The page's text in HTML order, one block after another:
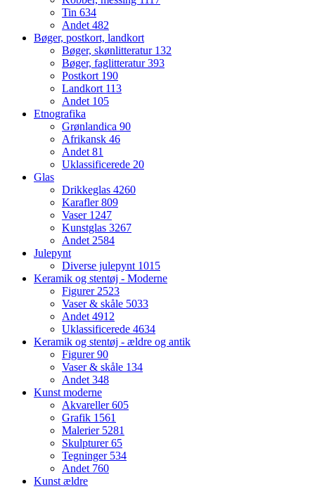
Tin 634
Andet482
Bøger, postkort, landkort
Bøger, skønlitteratur 132
Bøger, faglitteratur393
Postkort 190
Landkort 113
Andet 105
Etnografika
Grønlandica 90
Afrikansk 46
Andet81
Uklassificerede 20
Glas
Drikkeglas 4260
Karafler809
Vaser 1247
Kunstglas 3267
Andet2584
Julepynt
Diverse julepynt 1015
Keramik og stentøj - Moderne
Figurer2523
Vaser & skåle 5033
Andet4912
Uklassificerede 4634
Keramik og stentøj - ældre og antik
Figurer90
Vaser & skåle 134
Andet348
Kunst moderne
Akvareller605
Grafik 1561
Malerier 5281
Skulpturer65
Tegninger 534
Andet 760
Kunst ældre